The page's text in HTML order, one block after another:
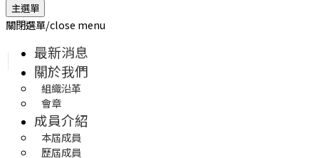
主選單
關閉選單/close menu
最新消息
關於我們
組織沿革
會章
成員介紹
本屆成員
歷屆成員